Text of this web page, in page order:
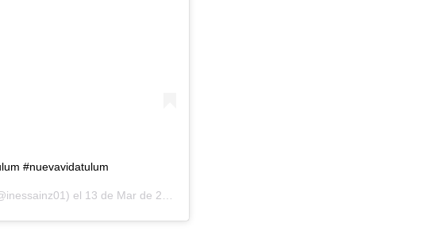
#nuevavidatulum
el 13 de Mar de 2019 a las 7:25 PDT